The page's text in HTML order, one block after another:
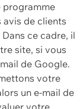
programme
avis de clients
ce cadre, il
site, si vous
de Google.
votre
un e-mail de